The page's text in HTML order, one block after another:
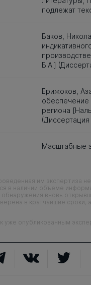
подлежат
Баков,
Б.А.]
Ерижоков,
обеспечение
региона
Масштабные
им экспертиза
в наличии объеме
вновь
в кратчайшие
опубликованным